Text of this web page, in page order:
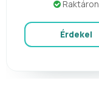
Raktáron
Érdekel